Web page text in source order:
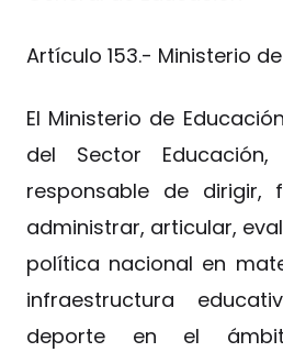
Artículo 153.- Ministerio
El Ministerio de
del Sector
responsable de dirigir,
administrar, articular,
política nacional en
infraestructura
deporte en el